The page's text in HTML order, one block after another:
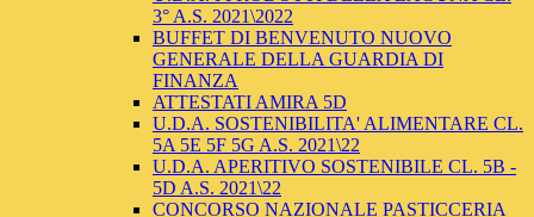
3° A.S. 2021\2022
BUFFET DI BENVENUTO NUOVO
GENERALE DELLA GUARDIA DI
FINANZA
ATTESTATI AMIRA 5D
U.D.A. SOSTENIBILITA' ALIMENTARE CL.
5A 5E 5F 5G A.S. 2021\22
U.D.A. APERITIVO SOSTENIBILE CL. 5B -
5D A.S. 2021\22
CONCORSO NAZIONALE PASTICCERIA